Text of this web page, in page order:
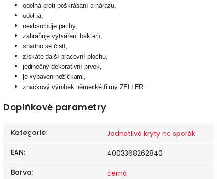
odolná proti poškrábání a nárazu,
odolná,
neabsorbuje pachy,
zabraňuje vytváření bakterií,
snadno se čistí,
získáte další pracovní plochu,
jedinečný dekorativní prvek,
je vybaven nožičkami,
značkový výrobek německé firmy ZELLER.
Doplňkové parametry
Kategorie:
Jednotlivé kryty na sporák
EAN:
4003368262840
Barva: černá